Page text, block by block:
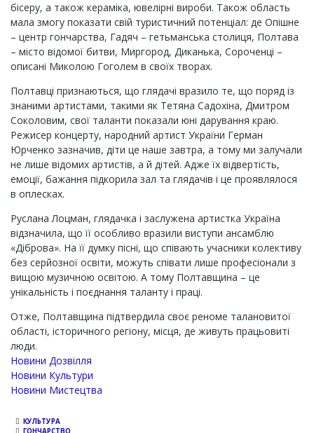
бісеру, а також кераміка, ювелірні вироби. Також область
мала змогу показати свій туристичний потенціал: де Опішне
– центр гончарства, Гадяч – гетьманська столиця, Полтава
– місто відомої битви, Миргород, Диканька, Сороченці –
описані Миколою Гоголем в своїх творах.
Полтавці признаються, що глядачі вразило те, що поряд із
знаними артистами, такими як Тетяна Садохіна, Дмитром
Соколовим, свої таланти показали юні дарування краю.
Режисер концерту, народний артист України Герман
Юрченко зазначив, діти це наше завтра, а тому ми залучали
не лише відомих артистів, а й дітей. Адже їх відвертість,
емоції, бажання підкорила зал та глядачів і це проявлялося
в оплесках.
Руслана Лоцман, глядачка і заслужена артистка Україна
відзначила, що її особливо вразили виступи ансамблю
«Діброва». На її думку пісні, що співають учасники колективу
без серйозної освіти, можуть співати лише професіонали з
вищою музичною освітою. А тому Полтавщина – це
унікальність і поєднання таланту і праці.
Отже, Полтавщина підтвердила своє реноме талановитої
області, історичного регіону, місця, де живуть працьовиті
люди.
Новини Дозвілля
Новини Культури
Новини Мистецтва
КУЛЬТУРА